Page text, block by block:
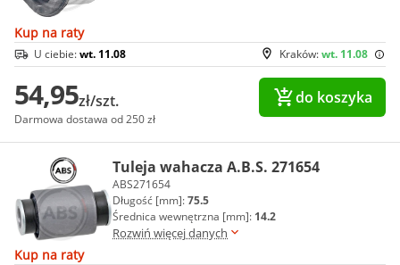
Kup na raty
Kraków:wt. 11.08
U ciebie:wt. 11.08
54,95zł/szt.
Darmowa dostawa od 250 zł
do koszyka
Tuleja wahacza A.B.S. 271654
ABS271654
Długość [mm]:75.5
Średnica wewnętrzna [mm]: 14.2
Rozwiń więcej danych
Kup na raty